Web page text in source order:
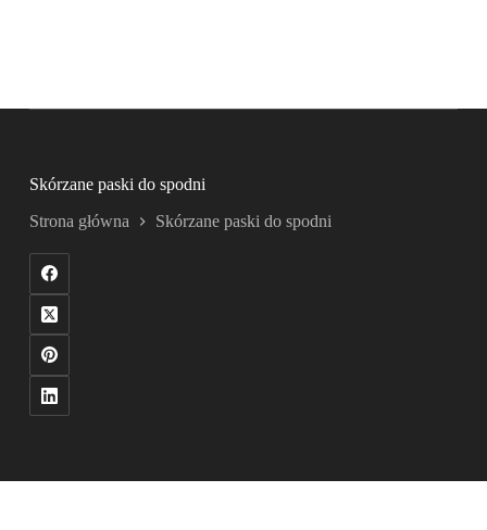
Skórzane paski do spodni
Strona główna Skórzane paski do spodni